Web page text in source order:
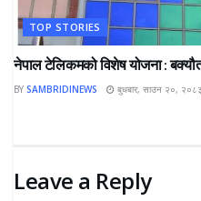
TOP STORIES
नेपाल टेलिकमको विशेष योजना :
BY SAMBRIDINEWS बुधबार, साउन २०, २०८३
Leave a Reply